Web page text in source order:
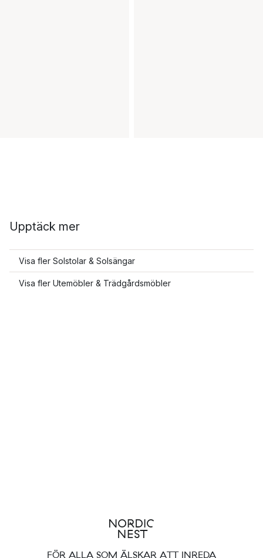
Upptäck mer
Visa fler Solstolar & Solsängar
Visa fler Utemöbler & Trädgårdsmöbler
FÖR ALLA SOM ÄLSKAR ATT INREDA